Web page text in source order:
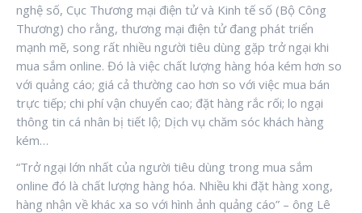
nghệ số, Cục Thương mại điện tử và Kinh tế số (Bộ Công
Thương) cho rằng, thương mại điện tử đang phát triển
mạnh mẽ, song rất nhiều người tiêu dùng gặp trở ngại khi
mua sắm online. Đó là việc chất lượng hàng hóa kém hơn so
với quảng cáo; giá cả thường cao hơn so với việc mua bán
trực tiếp; chi phí vận chuyển cao; đặt hàng rắc rối; lo ngại
thông tin cá nhân bị tiết lộ; Dịch vụ chăm sóc khách hàng
kém…
“Trở ngại lớn nhất của người tiêu dùng trong mua sắm
online đó là chất lượng hàng hóa. Nhiều khi đặt hàng xong,
hàng nhận về khác xa so với hình ảnh quảng cáo” – ông Lê